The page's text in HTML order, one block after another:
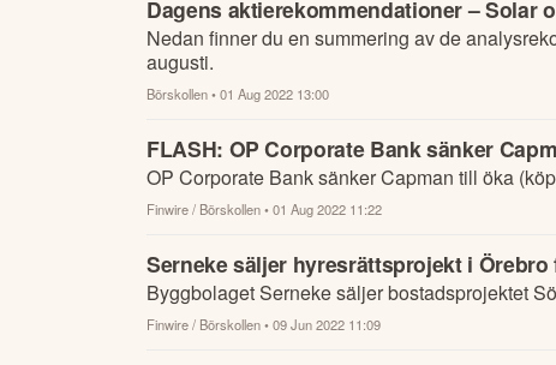
Dagens aktierekommendationer – Solar
Nedan finner du en summering av de
augusti.
Börskollen• 01 Aug 2022 13:00
FLASH: OP Corporate Bank sänker
OP Corporate Bank sänker Capman till öka
Finwire / Börskollen• 01 Aug 2022 11:22
Serneke säljer hyresrättsprojekt i
Byggbolaget Serneke säljer bostadsprojektet
Finwire / Börskollen• 09 Jun 2022 11:09